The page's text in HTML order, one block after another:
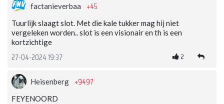
factanieverbaa +45
Tuurlijk slaagt slot. Met die kale tukker mag hij niet
vergeleken worden.. slot is een visionair en th is een
kortzichtige
27-04-2024 19:37 2
Heisenberg +9497
FEYENOORD